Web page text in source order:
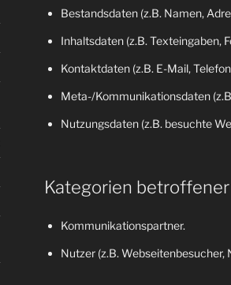
Bestandsdaten (z.B. Namen,
Inhaltsdaten (z.B. Texteingaben,
Kontaktdaten (z.B. E-Mail,
Meta-/Kommunikationsdaten
Nutzungsdaten (z.B. besuchte
Kategorien
Kommunikationspartner.
Nutzer (z.B. Webseitenbesucher,